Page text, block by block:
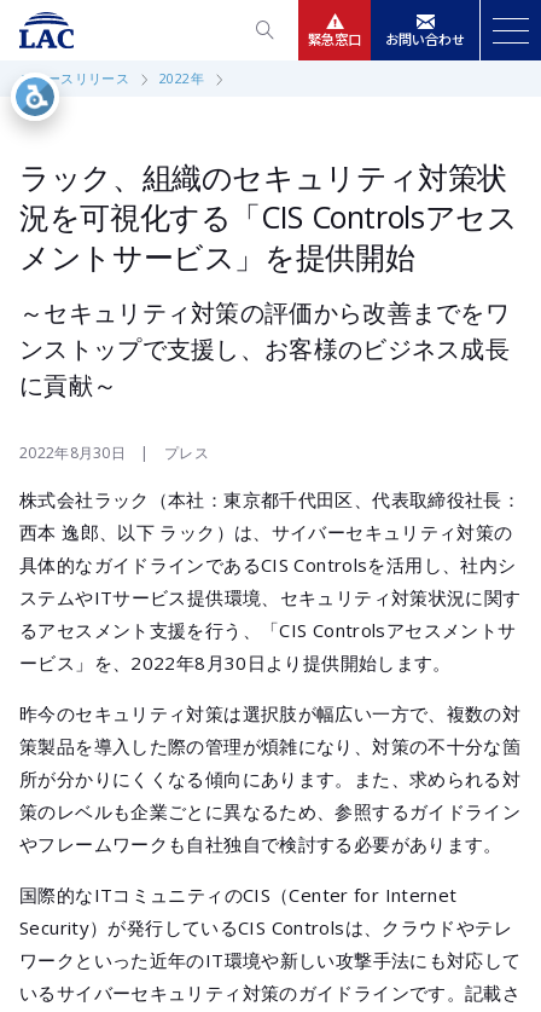
緊急窓口 お問い合わせ
ニュースリリース
会社情報
IR情報
メールマガ
公式SNS
ニュースリリース 2022年
ラック、組織のセキュリティ対策状
況を可視化する「CIS Controlsアセス
メントサービス」を提供開始
～セキュリティ対策の評価から改善までをワ
ンストップで支援し、お客様のビジネス成長
に貢献～
2022年8月30日 | プレス
株式会社ラック（本社：東京都千代田区、代表取締役社長：
西本 逸郎、以下 ラック）は、サイバーセキュリティ対策の
具体的なガイドラインであるCIS Controlsを活用し、社内シ
ステムやITサービス提供環境、セキュリティ対策状況に関す
るアセスメント支援を行う、「CIS Controlsアセスメントサ
ービス」を、2022年8月30日より提供開始します。
昨今のセキュリティ対策は選択肢が幅広い一方で、複数の対
策製品を導入した際の管理が煩雑になり、対策の不十分な箇
所が分かりにくくなる傾向にあります。また、求められる対
策のレベルも企業ごとに異なるため、参照するガイドライン
やフレームワークも自社独自で検討する必要があります。
国際的なITコミュニティのCIS（Center for Internet
Security）が発行しているCIS Controlsは、クラウドやテレ
ワークといった近年のIT環境や新しい攻撃手法にも対応して
いるサイバーセキュリティ対策のガイドラインです。記載さ